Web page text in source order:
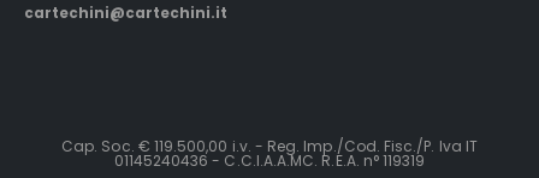
cartechini@cartechini.it
Cap. Soc. € 119.500,00 i.v. - Reg. Imp./Cod. Fisc./P. Iva IT
01145240436 - C.C.I.A.A.MC. R.E.A. n° 119319